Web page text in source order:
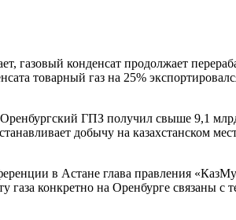
газовый конденсат продолжает
товарный газ на 25%
ГПЗ получил свыше 9,1
добычу на казахстанском
в Астане глава правления
конкретно на Оренбурге связаны с